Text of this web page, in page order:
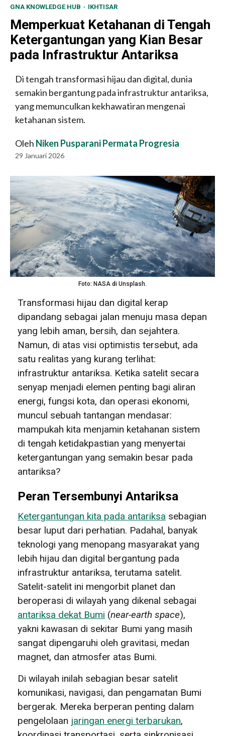
GNA KNOWLEDGE HUB IKHTISAR
Memperkuat Ketahanan di Tengah
Ketergantungan yang Kian Besar
pada Infrastruktur Antariksa
Di tengah transformasi hijau dan digital, dunia
semakin bergantung pada infrastruktur antariksa,
yang memunculkan kekhawatiran mengenai
ketahanan sistem.
Oleh Niken Pusparani Permata Progresia
29 Januari 2026
Foto: NASA di Unsplash.
Transformasi hijau dan digital kerap
dipandang sebagai jalan menuju masa depan
yang lebih aman, bersih, dan sejahtera.
Namun, di atas visi optimistis tersebut, ada
satu realitas yang kurang terlihat:
infrastruktur antariksa. Ketika satelit secara
senyap menjadi elemen penting bagi aliran
energi, fungsi kota, dan operasi ekonomi,
muncul sebuah tantangan mendasar:
mampukah kita menjamin ketahanan sistem
di tengah ketidakpastian yang menyertai
ketergantungan yang semakin besar pada
antariksa?
Peran Tersembunyi Antariksa
Ketergantungan kita pada antariksa sebagian
besar luput dari perhatian. Padahal, banyak
teknologi yang menopang masyarakat yang
lebih hijau dan digital bergantung pada
infrastruktur antariksa, terutama satelit.
Satelit-satelit ini mengorbit planet dan
beroperasi di wilayah yang dikenal sebagai
antariksa dekat Bumi (near-earth space),
yakni kawasan di sekitar Bumi yang masih
sangat dipengaruhi oleh gravitasi, medan
magnet, dan atmosfer atas Bumi.
Di wilayah inilah sebagian besar satelit
komunikasi, navigasi, dan pengamatan Bumi
bergerak. Mereka berperan penting dalam
pengelolaan jaringan energi terbarukan,